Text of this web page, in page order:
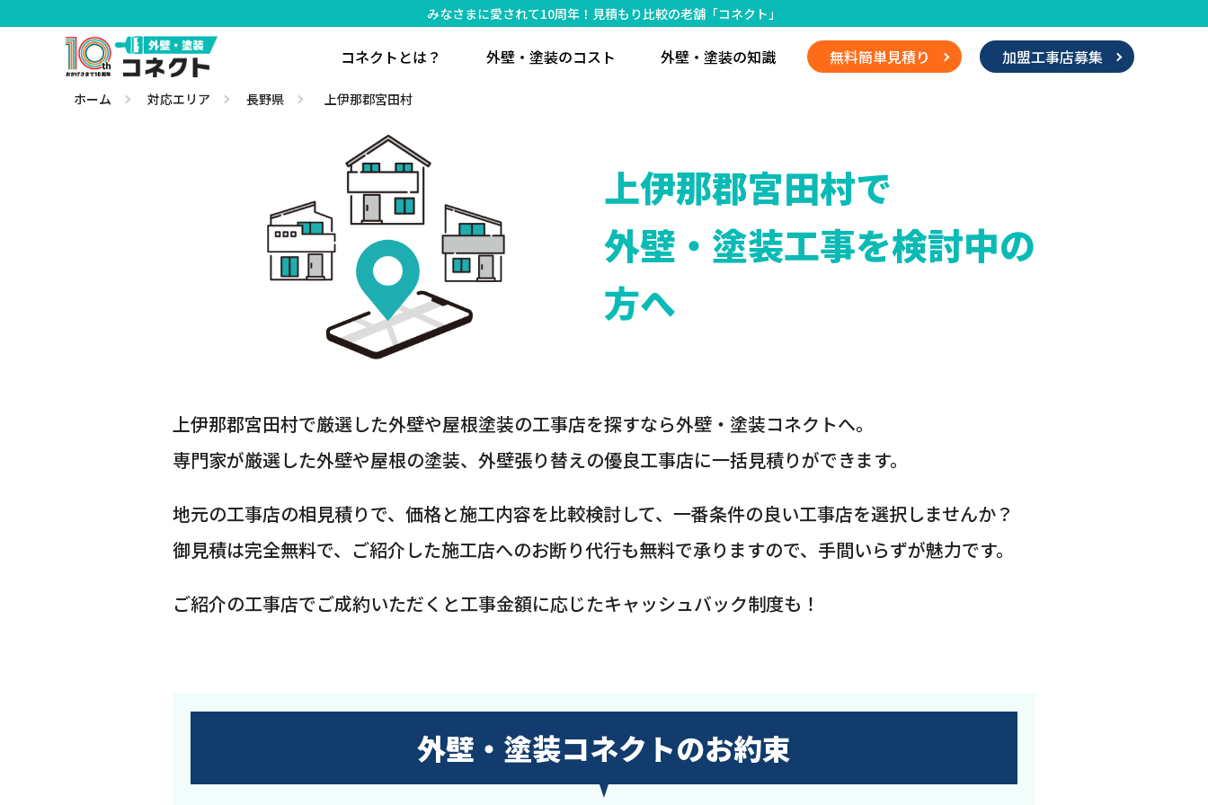
みなさまに愛されて10周年！見積もり比較の老舗「コネクト」
コネクトとは？ 外壁・塗装のコスト 外壁・塗装の知識 無料簡単見積り 加盟工事店募集
ホーム 対応エリア 長野県 上伊那郡宮田村
上伊那郡宮田村で
外壁・塗装工事を検討中の
方へ
上伊那郡宮田村で厳選した外壁や屋根塗装の工事店を探すなら外壁・塗装コネクトへ。
専門家が厳選した外壁や屋根の塗装、外壁張り替えの優良工事店に一括見積りができます。
地元の工事店の相見積りで、価格と施工内容を比較検討して、一番条件の良い工事店を選択しませんか？
御見積は完全無料で、ご紹介した施工店へのお断り代行も無料で承りますので、手間いらずが魅力です。
ご紹介の工事店でご成約いただくと工事金額に応じたキャッシュバック制度も！
外壁・塗装コネクトのお約束